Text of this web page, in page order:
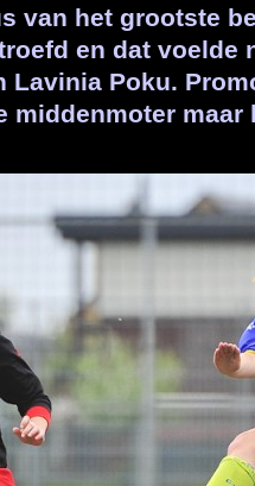
van het grootste
en dat voelde
Lavinia Poku.
middenmoter maar